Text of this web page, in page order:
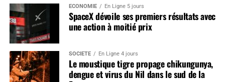
ÉCONOMIE En Ligne 5 jours
SpaceX dévoile ses premiers résultats avec
une action à moitié prix
SOCIÉTÉ En Ligne 4 jours
Le moustique tigre propage chikungunya,
dengue et virus du Nil dans le sud de la